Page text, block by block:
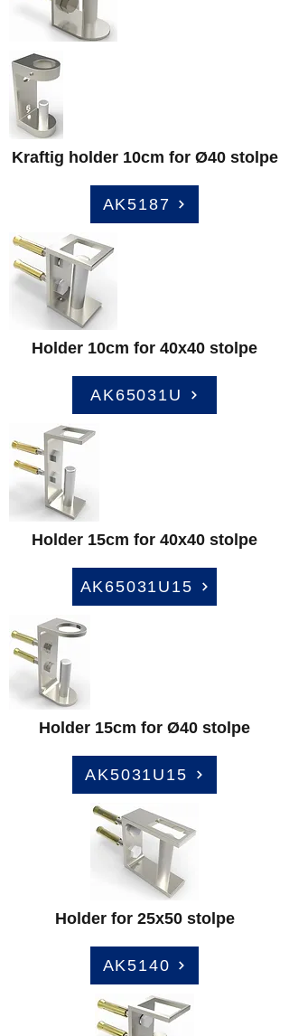
Kraftig holder 10cm for Ø40 stolpe
AK5187
Holder 10cm for 40x40 stolpe
AK65031U
Holder 15cm for 40x40 stolpe
AK65031U15
Holder 15cm for Ø40 stolpe
AK5031U15
Holder for 25x50 stolpe
AK5140